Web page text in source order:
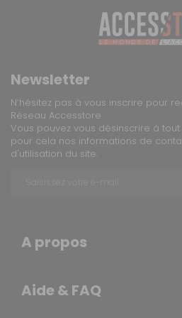
Newsletter
N’hésitez pas à vous inscrire pour
Réseau Accesstore
Vous pouvez vous désinscrire à
pour cela nos informations de
d'utilisation du site.
A propos
Blog – l’actualité du Réseau
Aide & FAQ